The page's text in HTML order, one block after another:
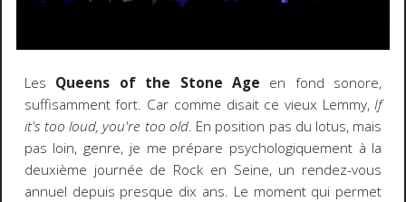
Les Queens of the Stone Age en fond sonore,
suffisamment fort. Car comme disait ce vieux Lemmy,If
it's too loud, you're too old. En position pas du lotus, mais
pas loin, genre, je me prépare psychologiquement à la
deuxième journée de Rock en Seine, un rendez-vous
annuel depuis presque dix ans. Le moment qui permet